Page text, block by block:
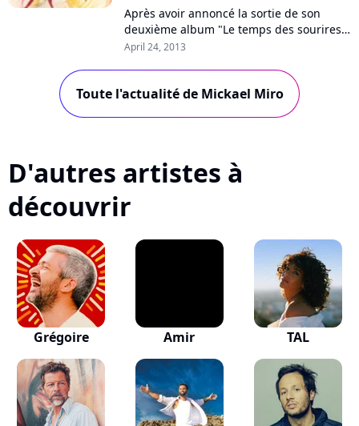
Après avoir annoncé la sortie de son
deuxième album "Le temps des sourires"
avec la chanson "La vie simplement",
April 24, 2013
Toute l'actualité de Mickael Miro
D'autres artistes à
découvrir
Grégoire Amir TAL